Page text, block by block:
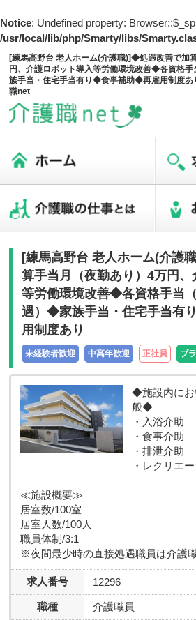
Notice: Undefined property:
/usr/local/lib/php/Smarty/libs/
[練馬高野台 老人ホーム(介護職)]◆処遇改善で加
円、介護ロボット導入等労働環境改善◆各資格
族手当・住宅手当有り◆食事補助◆再雇用制度あ
職net
[練馬高野台 老人ホーム(介護
算手当月（夜勤あり）4万円、
等労働環境改善◆各資格手当
遇）◆家族手当・住宅手当有
用制度あり
未経験者歓迎 中高年歓迎 正社員 ブ
◆施設内にお
般◆
・入浴介助
・食事介助
・排泄介助
・レクリエ
≪施設概要≫
居室数/100室
居室人数/100人
職員体制/3:1
※夜間最少時の直接処遇職員は介護
求人番号 12296
職種 介護職員